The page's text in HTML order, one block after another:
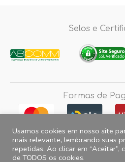
Selos e
Formas de
Fotos e imagens meramente
Usamos cookies em nosso site
mais relevante, lembrando suas
repetidas. Ao clicar em “Aceitar”,
de TODOS os cookies.